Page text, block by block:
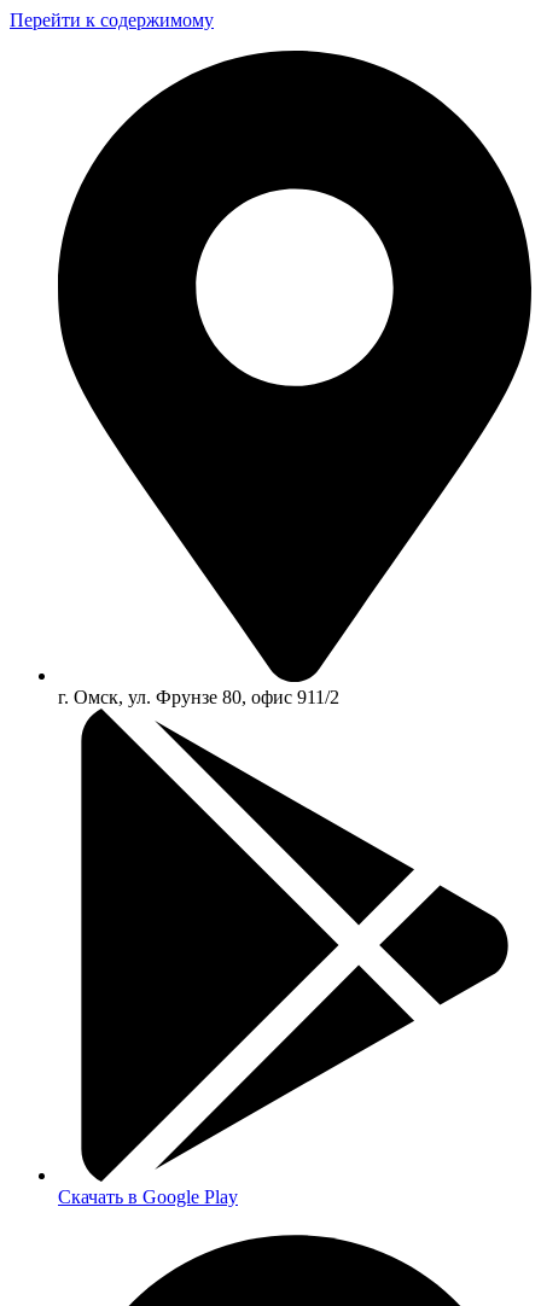
Перейти к содержимому
г. Омск, ул. Фрунзе 80, офис 911/2
Скачать в Google Play